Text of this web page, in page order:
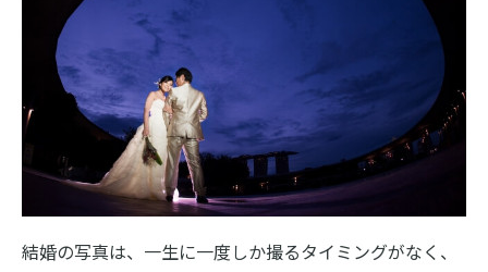
結婚の写真は、一生に一度しか撮るタイミングがなく、